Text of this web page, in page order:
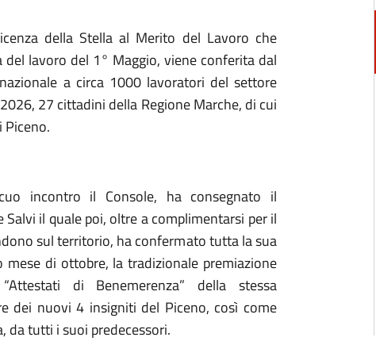
della Stella al Merito del Lavoro che
lavoro del 1° Maggio, viene conferita dal
a circa 1000 lavoratori del settore
27 cittadini della Regione Marche, di cui
Piceno.
incontro il Console, ha consegnato il
il quale poi, oltre a complimentarsi per il
sul territorio, ha confermato tutta la sua
di ottobre, la tradizionale premiazione
di Benemerenza” della stessa
dei nuovi 4 insigniti del Piceno, così come
da tutti i suoi predecessori.